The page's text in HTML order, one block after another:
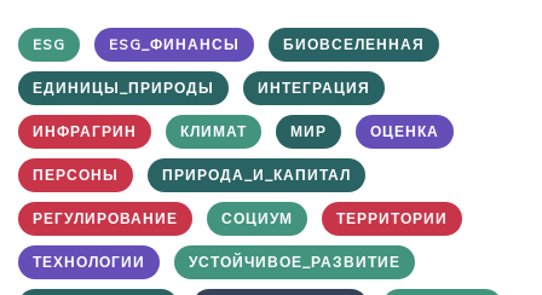
ESG ESG_ФИНАНСЫ БИОВСЕЛЕННАЯ
ЕДИНИЦЫ_ПРИРОДЫ ИНТЕГРАЦИЯ
ИНФРАГРИН КЛИМАТ МИР ОЦЕНКА
ПЕРСОНЫ ПРИРОДА_И_КАПИТАЛ
РЕГУЛИРОВАНИЕ СОЦИУМ ТЕРРИТОРИИ
ТЕХНОЛОГИИ УСТОЙЧИВОЕ_РАЗВИТИЕ